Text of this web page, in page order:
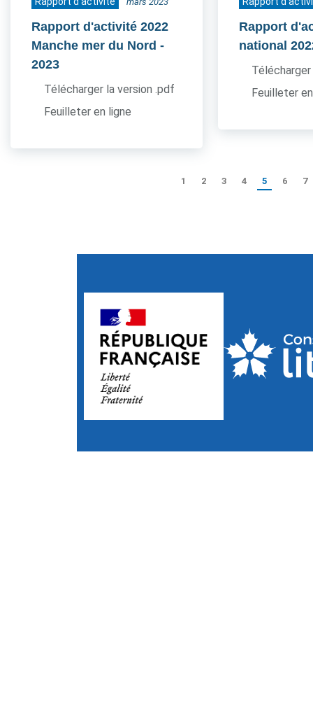
Rapport d'activité 2022
Manche mer du Nord -
2023
Télécharger la version .pdf
Feuilleter en ligne
Rapport
national
Feuilleter
1 2 3 4 5 6 7